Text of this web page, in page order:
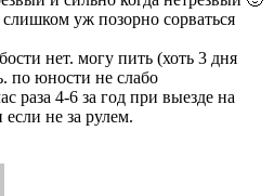
уж позорно сорваться
нет. могу пить (хоть 3 дня
по юности не слабо
раза 4-6 за год при выезде на
не за рулем.